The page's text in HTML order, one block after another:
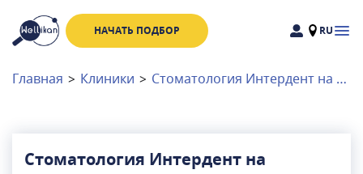
НАЧАТЬ ПОДБОР RU
Доктора
Клиники
Главная > Клиники > Стоматология Интердент на Веерной
Стоматология Интердент на